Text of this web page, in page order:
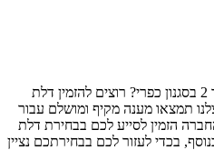
מעוניינים לקנות דלת כניסה מעץ יד 2 בסגנון כפרי? רוצים להזמין דלת
תמצאו מענה מקיף ומושלם עבור
הזמין לסייע לכם בבחירת דלת
בכדי לעזור לכם בבחירתכם נציין